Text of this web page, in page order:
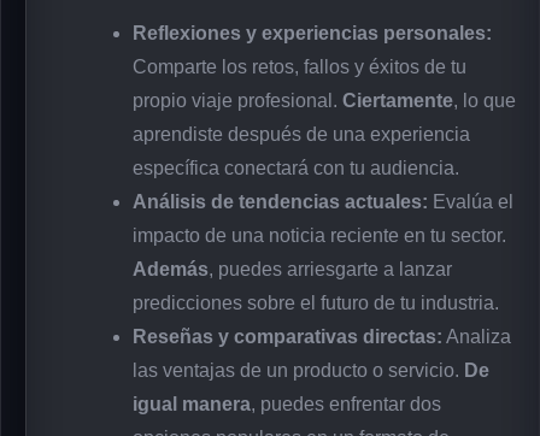
Reflexiones y experiencias personales:
Comparte los retos, fallos y éxitos de tu
propio viaje profesional. Ciertamente, lo que
aprendiste después de una experiencia
específica conectará con tu audiencia.
Análisis de tendencias actuales: Evalúa el
impacto de una noticia reciente en tu sector.
Además, puedes arriesgarte a lanzar
predicciones sobre el futuro de tu industria.
Reseñas y comparativas directas: Analiza
las ventajas de un producto o servicio. De
igual manera, puedes enfrentar dos